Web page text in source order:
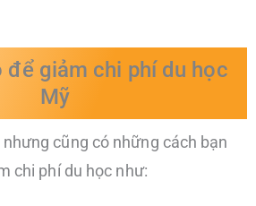
để giảm chi phí du học
Mỹ
cũng có những cách bạn
chi phí du học như: